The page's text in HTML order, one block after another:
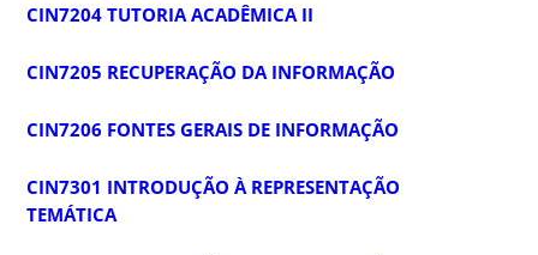
CIN7204 TUTORIA ACADÊMICA II
CIN7205 RECUPERAÇÃO DA INFORMAÇÃO
CIN7206 FONTES GERAIS DE INFORMAÇÃO
CIN7301 INTRODUÇÃO À REPRESENTAÇÃO
TEMÁTICA